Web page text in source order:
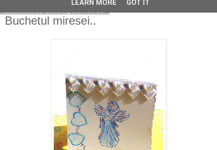
Buchetul miresei..
LEARN MORE GOT IT